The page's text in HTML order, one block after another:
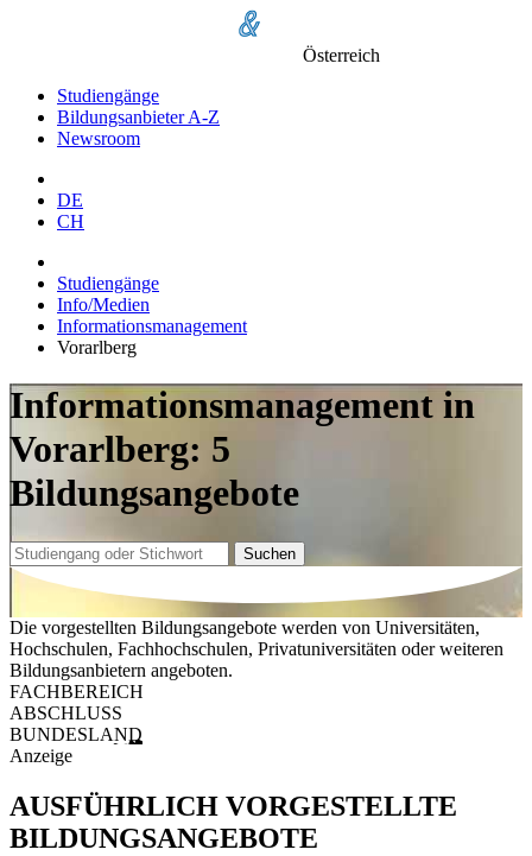
Österreich
Studiengänge
Bildungsanbieter A-Z
Newsroom
DE
CH
Studiengänge
Info/Medien
Informationsmanagement
Vorarlberg
Informationsmanagement in
Vorarlberg: 5
Bildungsangebote
Suchen
Die vorgestellten Bildungsangebote werden von Universitäten,
Hochschulen, Fachhochschulen, Privatuniversitäten oder weiteren
Bildungsanbietern angeboten.
FACHBEREICH
ABSCHLUSS
BUNDESLAND
Anzeige
AUSFÜHRLICH VORGESTELLTE
BILDUNGSANGEBOTE